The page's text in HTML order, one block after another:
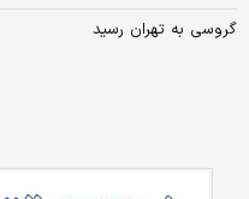
گروسی به تهران رسید